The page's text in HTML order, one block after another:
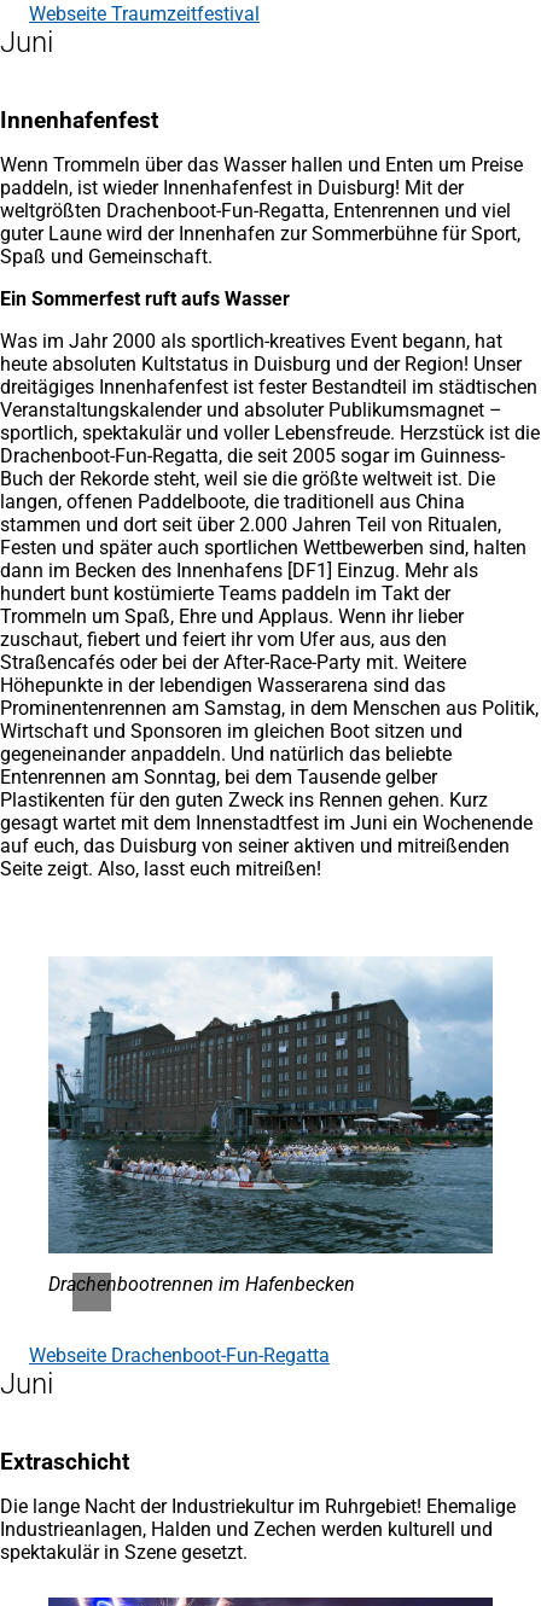
Webseite Traumzeitfestival
(Öffnet
in
Tab)
Juni
Innenhafenfest
Wenn Trommeln über das Wasser hallen und Enten um Preise
paddeln, ist wieder Innenhafenfest in Duisburg! Mit der
weltgrößten Drachenboot-Fun-Regatta, Entenrennen und viel
guter Laune wird der Innenhafen zur Sommerbühne für Sport,
Spaß und Gemeinschaft.
Ein Sommerfest ruft aufs Wasser
Was im Jahr 2000 als sportlich-kreatives Event begann, hat
heute absoluten Kultstatus in Duisburg und der Region! Unser
dreitägiges Innenhafenfest ist fester Bestandteil im städtischen
Veranstaltungskalender und absoluter Publikumsmagnet –
sportlich, spektakulär und voller Lebensfreude. Herzstück ist die
Drachenboot-Fun-Regatta, die seit 2005 sogar im Guinness-
Buch der Rekorde steht, weil sie die größte weltweit ist. Die
langen, offenen Paddelboote, die traditionell aus China
stammen und dort seit über 2.000 Jahren Teil von Ritualen,
Festen und später auch sportlichen Wettbewerben sind, halten
dann im Becken des Innenhafens [DF1] Einzug. Mehr als
hundert bunt kostümierte Teams paddeln im Takt der
Trommeln um Spaß, Ehre und Applaus. Wenn ihr lieber
zuschaut, fiebert und feiert ihr vom Ufer aus, aus den
Straßencafés oder bei der After-Race-Party mit. Weitere
Höhepunkte in der lebendigen Wasserarena sind das
Prominentenrennen am Samstag, in dem Menschen aus Politik,
Wirtschaft und Sponsoren im gleichen Boot sitzen und
gegeneinander anpaddeln. Und natürlich das beliebte
Entenrennen am Sonntag, bei dem Tausende gelber
Plastikenten für den guten Zweck ins Rennen gehen. Kurz
gesagt wartet mit dem Innenstadtfest im Juni ein Wochenende
auf euch, das Duisburg von seiner aktiven und mitreißenden
Seite zeigt. Also, lasst euch mitreißen!
Drachenbootrennen im Hafenbecken
Webseite Drachenboot-Fun-Regatta
(Öffnet
in
einem
Juni
Extraschicht
Die lange Nacht der Industriekultur im Ruhrgebiet! Ehemalige
Industrieanlagen, Halden und Zechen werden kulturell und
spektakulär in Szene gesetzt.